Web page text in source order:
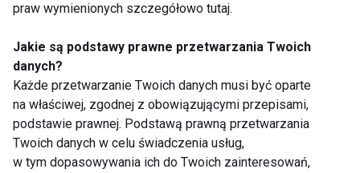
Pokaż więcej
leczenie
praw wymienionych szczegółowo tutaj.
Jakie są podstawy prawne przetwarzania Twoich
danych?
Każde przetwarzanie Twoich danych musi być oparte
na właściwej, zgodnej z obowiązującymi przepisami,
podstawie prawnej. Podstawą prawną przetwarzania
Twoich danych w celu świadczenia usług,
w tym dopasowywania ich do Twoich zainteresowań,